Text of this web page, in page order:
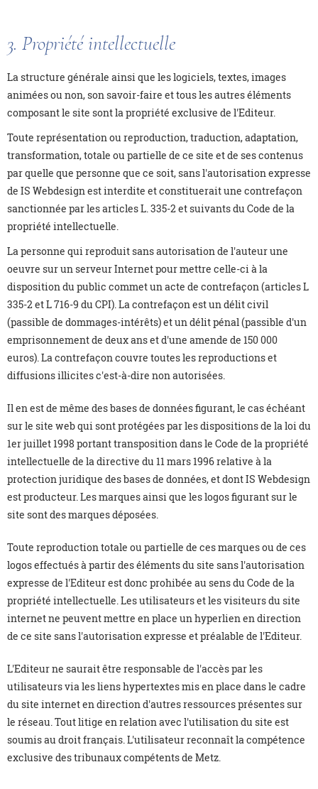
3. Propriété intellectuelle
La structure générale ainsi que les logiciels, textes, images
animées ou non, son savoir-faire et tous les autres éléments
composant le site sont la propriété exclusive de l'Editeur.
Toute représentation ou reproduction, traduction, adaptation,
transformation, totale ou partielle de ce site et de ses contenus
par quelle que personne que ce soit, sans l'autorisation expresse
de IS Webdesign est interdite et constituerait une contrefaçon
sanctionnée par les articles L. 335-2 et suivants du Code de la
propriété intellectuelle.
La personne qui reproduit sans autorisation de l'auteur une
oeuvre sur un serveur Internet pour mettre celle-ci à la
disposition du public commet un acte de contrefaçon (articles L
335-2 et L 716-9 du CPI). La contrefaçon est un délit civil
(passible de dommages-intérêts) et un délit pénal (passible d'un
emprisonnement de deux ans et d'une amende de 150 000
euros). La contrefaçon couvre toutes les reproductions et
diffusions illicites c'est-à-dire non autorisées.
Il en est de même des bases de données figurant, le cas échéant
sur le site web qui sont protégées par les dispositions de la loi du
1er juillet 1998 portant transposition dans le Code de la propriété
intellectuelle de la directive du 11 mars 1996 relative à la
protection juridique des bases de données, et dont IS Webdesign
est producteur. Les marques ainsi que les logos figurant sur le
site sont des marques déposées.
Toute reproduction totale ou partielle de ces marques ou de ces
logos effectués à partir des éléments du site sans l'autorisation
expresse de l'Editeur est donc prohibée au sens du Code de la
propriété intellectuelle. Les utilisateurs et les visiteurs du site
internet ne peuvent mettre en place un hyperlien en direction
de ce site sans l'autorisation expresse et préalable de l'Editeur.
L'Editeur ne saurait être responsable de l'accès par les
utilisateurs via les liens hypertextes mis en place dans le cadre
du site internet en direction d'autres ressources présentes sur
le réseau. Tout litige en relation avec l'utilisation du site est
soumis au droit français. L'utilisateur reconnaît la compétence
exclusive des tribunaux compétents de Metz.